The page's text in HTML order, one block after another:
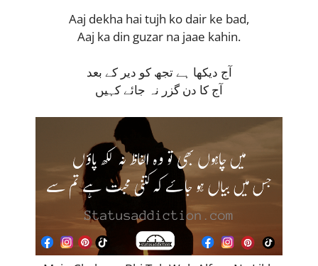
Aaj dekha hai tujh ko dair ke bad,
Aaj ka din guzar na jaae kahin.
آج دیکھا ہے تجھ کو دیر کے بعد
آج کا دن گزر نہ جائے کہیں